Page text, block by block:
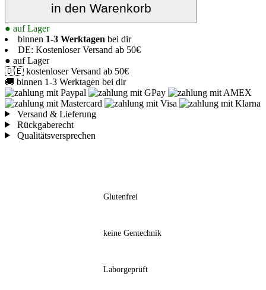
in den Warenkorb
● auf Lager
binnen 1-3 Werktagen bei dir
DE: Kostenloser Versand ab 50€
● auf Lager
🇩🇪 kostenloser Versand ab 50€
🚚 binnen 1-3 Werktagen bei dir
Versand & Lieferung
Rückgaberecht
Qualitätsversprechen
Glutenfrei
keine Gentechnik
Laborgeprüft